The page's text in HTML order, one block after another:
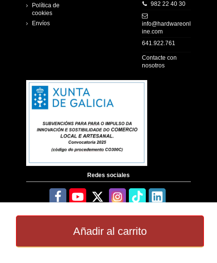
Añadir al carrito
Política de
cookies
Envíos
982 22 40 30
info@hardwareonl
ine.com
641.922.761
Contacte con
nosotros
Redes sociales